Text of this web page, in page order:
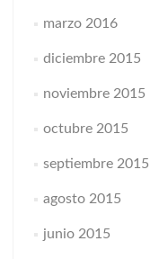
marzo 2016
diciembre 2015
noviembre 2015
octubre 2015
septiembre 2015
agosto 2015
junio 2015